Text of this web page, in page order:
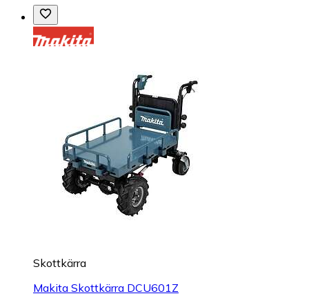
Skottkärra
Makita Skottkärra DCU601Z